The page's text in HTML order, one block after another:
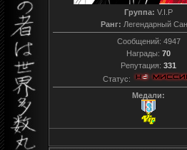
Группа: V.I.P
Ранг: Легендарный
Сообщений: 4947
Награды: 70
Репутация: 331
Статус:
Медали: